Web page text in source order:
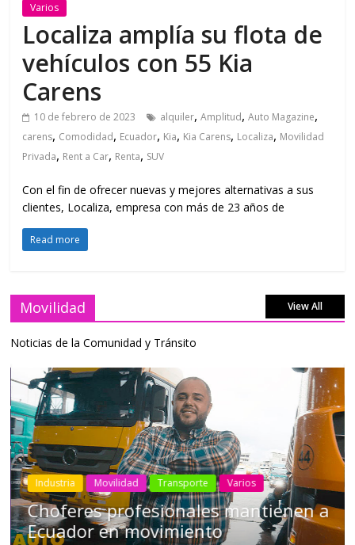
Varios
Localiza amplía su flota de
vehículos con 55 Kia
Carens
10 de febrero de 2023 alquiler,Amplitud,Auto Magazine,
carens, Comodidad, Ecuador, Kia, Kia Carens, Localiza, Movilidad
Privada, Rent a Car, Renta, SUV
Con el fin de ofrecer nuevas y mejores alternativas a sus
clientes, Localiza, empresa con más de 23 años de
Read more
Movilidad View All
Noticias de la Comunidad y Tránsito
Industria Movilidad Transporte Varios
Choferes profesionales mantienen a
Ecuador en movimiento